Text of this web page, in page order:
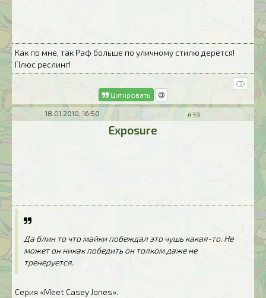
Как по мне, так Раф больше по уличному стилю дерётся!
Плюс реслинг!
Цитировать
18.01.2010, 16:50 #39
Exposure
Да блин то что майки побеждал это чушь какая-то. Не
может он никак победить он толком даже не
тренеруется.
Серия «Meet Casey Jones».